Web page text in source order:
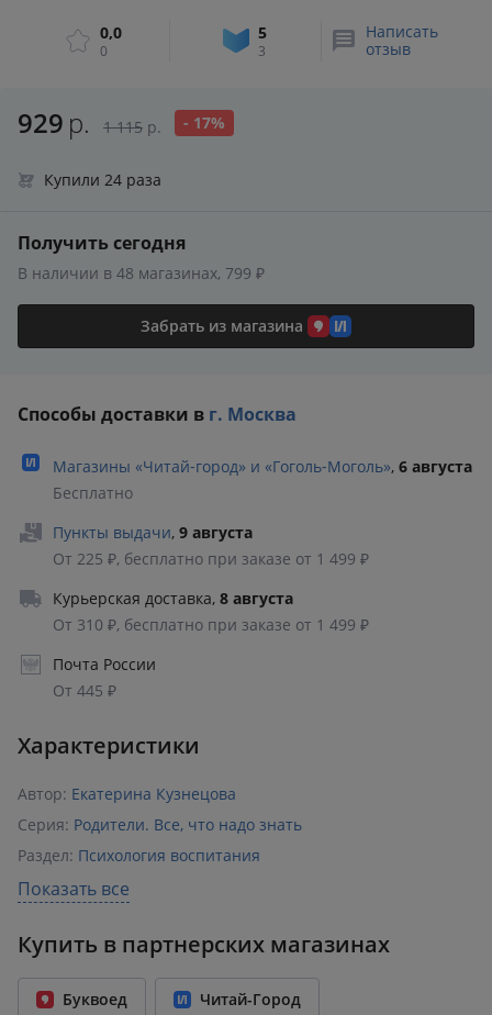
0,0
0
5
3
Написать
отзыв
929 р. 1 115 р. - 17%
Купили 24 раза
Получить сегодня
В наличии в 48 магазинах, 799 ₽
Забрать из магазина
Способы доставки в г. Москва
Магазины «Читай‑город» и «Гоголь‑Моголь», 6 августа
Бесплатно
Пункты выдачи, 9 августа
От 225 ₽, бесплатно при заказе от 1 499 ₽
Курьерская доставка, 8 августа
От 310 ₽, бесплатно при заказе от 1 499 ₽
Почта России
От 445 ₽
Характеристики
Автор: Екатерина Кузнецова
Серия: Родители. Все, что надо знать
Раздел: Психология воспитания
Издательство:
Возрастное ограничение: 18+
Количество страниц: 256
Переплет: Твёрдый переплёт
Показать все
Купить в партнерских магазинах
Буквоед Читай-Город